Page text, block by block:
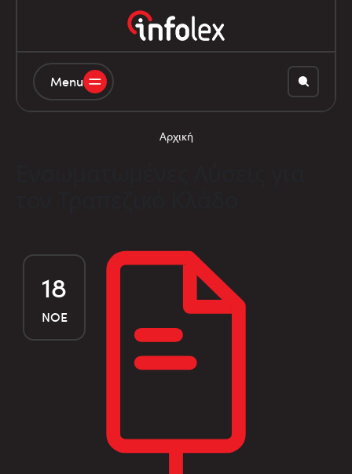
Menu
Αρχική
18
ΝΟΈ